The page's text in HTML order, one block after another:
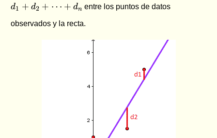
d1 + d2 + ⋯ + dn entre los puntos de datos
observados y la recta.